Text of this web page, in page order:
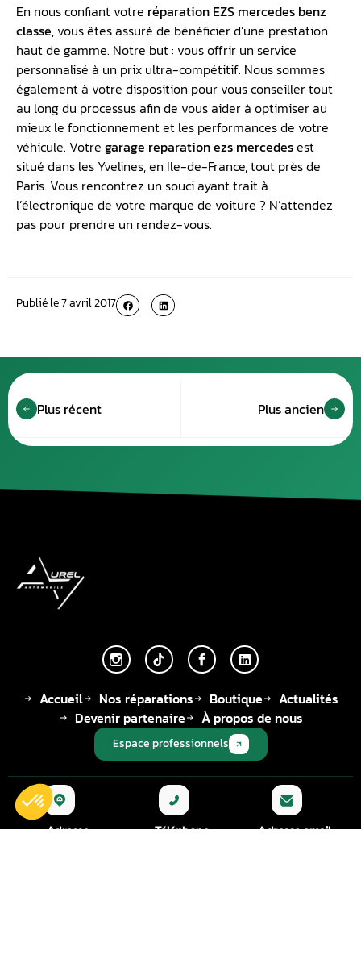
En nous confiant votre réparation EZS mercedes benz
classe, vous êtes assuré de bénéficier d’une prestation
haut de gamme. Notre but : vous offrir un service
personnalisé à un prix ultra-compétitif. Nous sommes
également à votre disposition pour vous conseiller tout
au long du processus afin de vous aider à optimiser au
mieux le fonctionnement et les performances de votre
véhicule. Votre garage reparation ezs mercedesest
situé dans les Yvelines, en Ile-de-France, tout près de
Paris. Vous rencontrez un souci ayant trait à
l’électronique de votre marque de voiture ? N’attendez
pas pour prendre un rendez-vous.
Publié le7 avril 2017
Plus récent Plus ancien
Accueil Nos réparations Boutique
Actualités
Devenir partenaire
À propos de nous
Espace professionnels
Adresse Téléphone Adresse email